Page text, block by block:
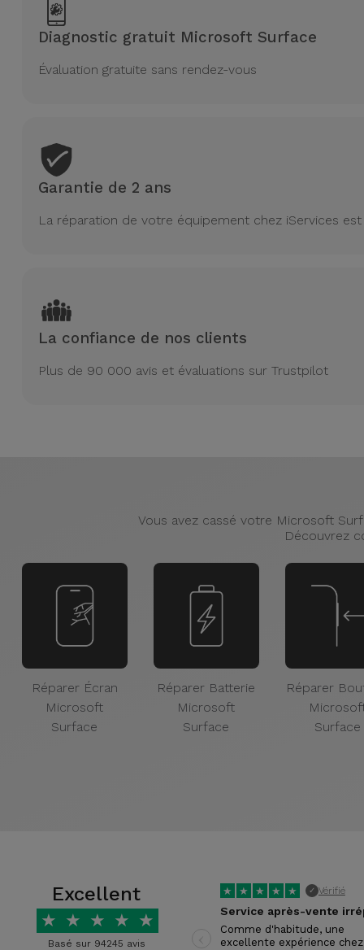
Diagnostic gratuit Microsoft Surface
Évaluation gratuite sans rendez-vous
Garantie de 2 ans
La réparation de votre équipement chez iServices est
La confiance de nos clients
Plus de 90 000 avis et évaluations sur Trustpilot
Vous avez cassé votre Microsoft
Découvrez
Réparer Écran
Microsoft
Surface
Réparer Batterie
Microsoft
Surface
Réparer
Surface
Excellent
★ ★ ★ ★ ★
Basé sur 94245 avis
★ ★ ★ ★ ★ ✓ Vérifié
Comme d'habitude, une
excellente expérience chez